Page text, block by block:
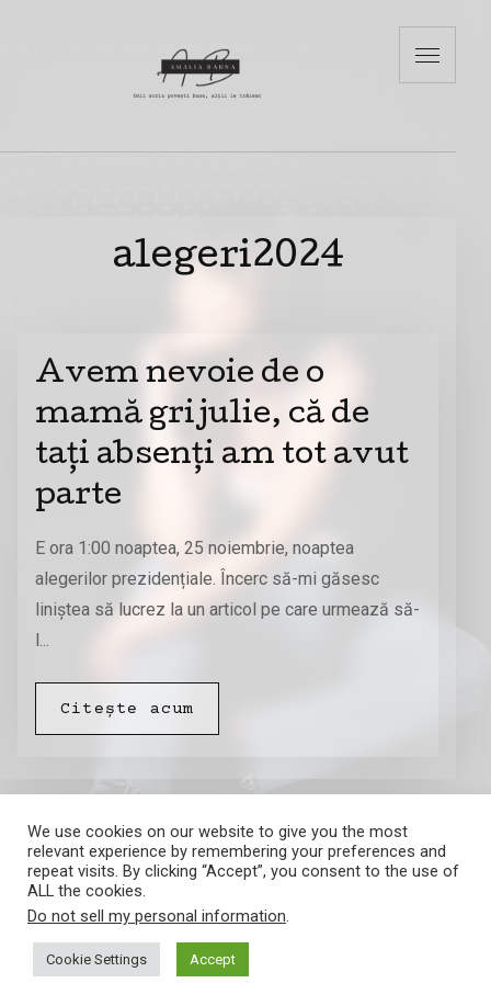
alegeri2024
Avem nevoie de o
mamă grijulie, că de
tați absenți am tot avut
parte
E ora 1:00 noaptea, 25 noiembrie, noaptea
alegerilor prezidențiale. Încerc să-mi găsesc
liniștea să lucrez la un articol pe care urmează să-
l...
Citește acum
Amalia Barna
We use cookies on our website to give you the most
relevant experience by remembering your preferences and
repeat visits. By clicking “Accept”, you consent to the use of
ALL the cookies.
Do not sell my personal information.
Cookie Settings Accept